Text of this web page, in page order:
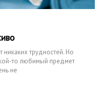
трудностей. Но
то любимый предмет
не